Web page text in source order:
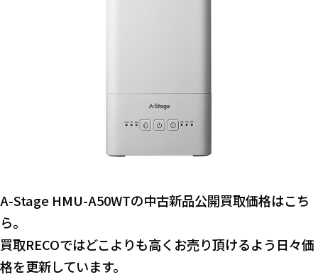
A-Stage HMU-A50WTの中古新品公開買取価格はこち
ら。
買取RECOではどこよりも高くお売り頂けるよう日々価
格を更新しています。